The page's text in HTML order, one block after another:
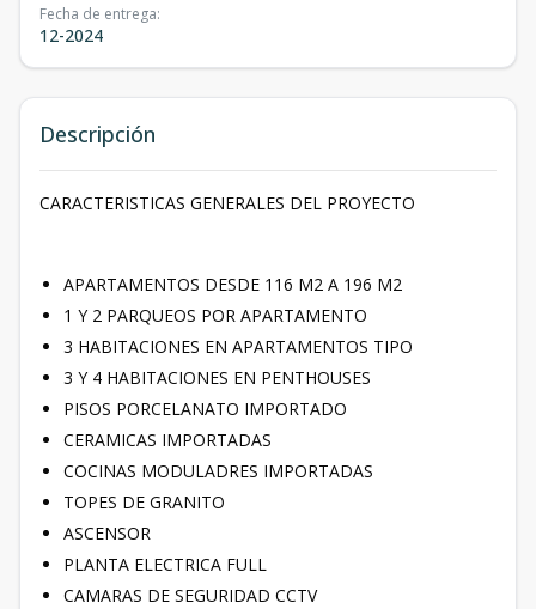
Fecha de entrega:
12-2024
Descripción
CARACTERISTICAS GENERALES DEL PROYECTO
APARTAMENTOS DESDE 116 M2 A 196 M2
1 Y 2 PARQUEOS POR APARTAMENTO
3 HABITACIONES EN APARTAMENTOS TIPO
3 Y 4 HABITACIONES EN PENTHOUSES
PISOS PORCELANATO IMPORTADO
CERAMICAS IMPORTADAS
COCINAS MODULADRES IMPORTADAS
TOPES DE GRANITO
ASCENSOR
PLANTA ELECTRICA FULL
CAMARAS DE SEGURIDAD CCTV